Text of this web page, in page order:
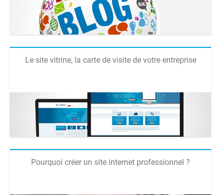
Le site vitrine, la carte de visite de votre entreprise
Pourquoi créer un site internet professionnel ?